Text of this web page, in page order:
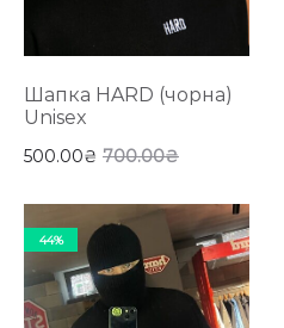
Шапка HARD (чорна)
Unisex
700.00₴
500.00₴
44%